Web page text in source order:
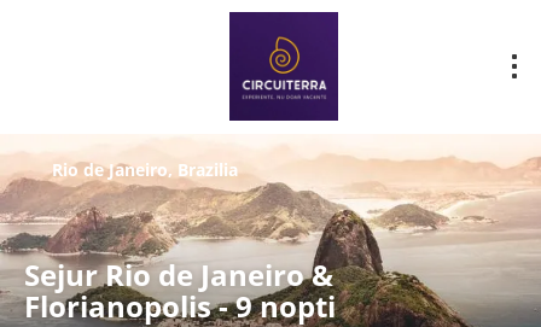
Sejur Rio de Janeiro &
Florianopolis - 9 nopti
Rio de Janeiro, Brazilia